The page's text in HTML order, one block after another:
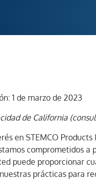
1 de marzo de 2023
de California
en STEMCO
comprometidos a
puede proporcionar
prácticas para